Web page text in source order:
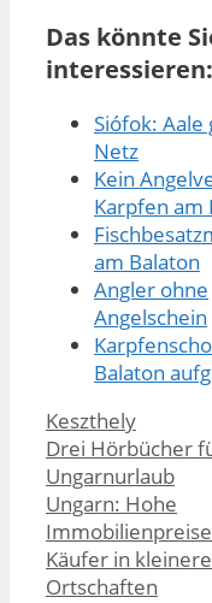
Das könnte
interessieren:
Siófok: Aale
Netz
Kein
Karpfen am
am Balaton
Angler ohne
Angelschein
Balaton
Kategorien
Keszthely
Drei Hörbücher
Ungarnurlaub
Ungarn: Hohe
Käufer in kleinere
Ortschaften